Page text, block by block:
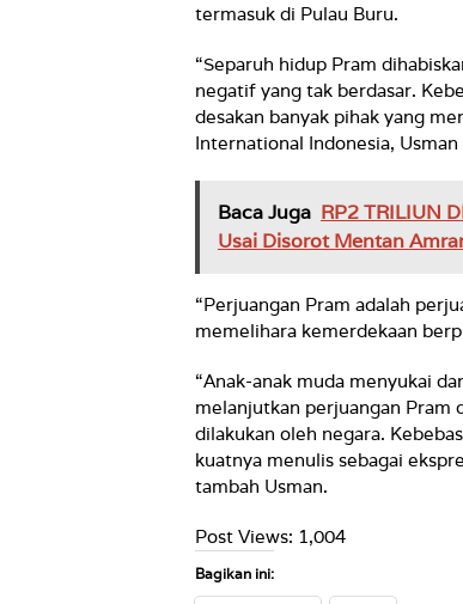
termasuk di Pulau Buru.
“Separuh hidup Pram
negatif yang tak berdasar.
desakan banyak pihak yang
International Indonesia, Usman
Baca Juga RP2 TRILIUN
Usai Disorot Mentan
“Perjuangan Pram adalah
memelihara kemerdekaan
“Anak-anak muda menyukai
melanjutkan perjuangan Pram
dilakukan oleh negara.
kuatnya menulis sebagai
tambah Usman.
Post Views: 1,004
Bagikan ini: